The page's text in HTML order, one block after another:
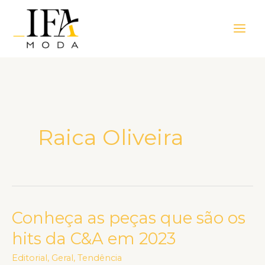
Menu
Raica Oliveira
Conheça as peças que são os
hits da C&A em 2023
Editorial , Geral , Tendência
Conheça
as
peças
que